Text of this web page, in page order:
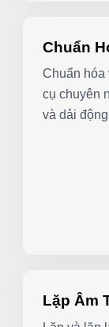
Chuẩn
Chuẩn hóa
cụ chuyên
và dải
Lặp Âm